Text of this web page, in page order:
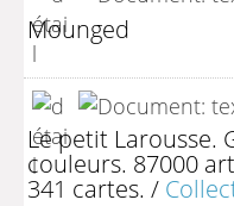
Mounged
Le petit Larousse.
couleurs. 87000
341 cartes. /